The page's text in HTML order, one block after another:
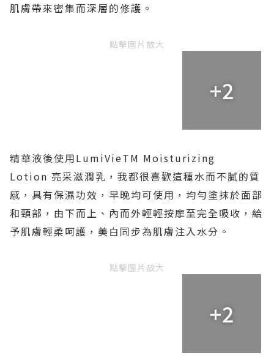
肌膚帶來密集而深層的修護。
點擊圖片放大
+2
精華液後使用LumiVieTM Moisturizing
Lotion 亮采滋潤乳，我都很喜歡這種水而不膩的質
感，具有保濕功效，早晚均可使用，均勻塗抹於面部
和頸部，由下而上、內而外輕輕按摩至完全吸收，給
予肌膚輕柔呵護，美白同步為肌膚注入水分。
點擊圖片放大
+2